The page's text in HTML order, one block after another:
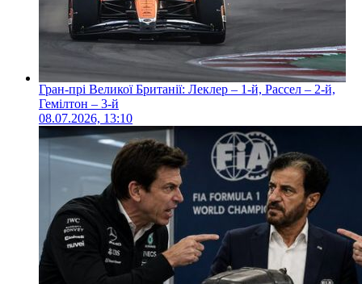
Гран-прі Великої Британії: Леклер – 1-й, Рассел – 2-й,
Гемілтон – 3-й
08.07.2026, 13:10